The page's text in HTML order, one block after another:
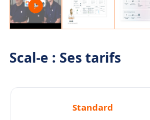
Scal-e : Ses tarifs
Standard